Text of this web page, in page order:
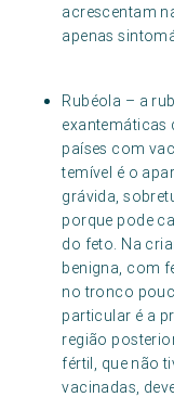
acrescentam
apenas
Rubéola – a
exantemáticas
países com
temível é o
grávida,
porque pode
do feto. Na
benigna, com
no tronco
particular é a
região
fértil, que não
vacinadas,